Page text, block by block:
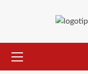
primario